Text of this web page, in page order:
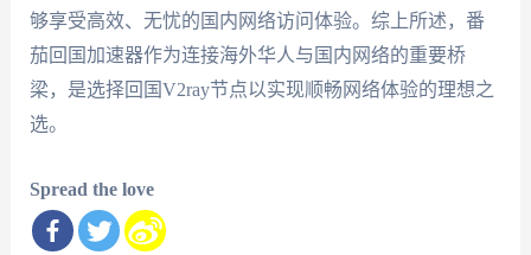
够享受高效、无忧的国内网络访问体验。综上所述，番
茄回国加速器作为连接海外华人与国内网络的重要桥
梁，是选择回国V2ray节点以实现顺畅网络体验的理想之
选。
Spread the love